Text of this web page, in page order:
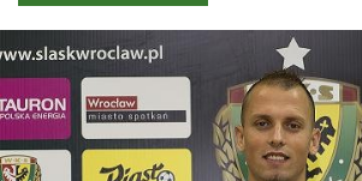
Kliknij, aby powiększyć